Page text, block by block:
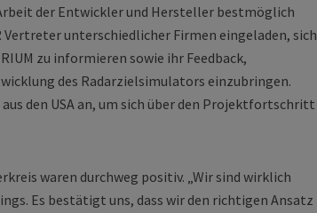
der Entwickler und Hersteller bestmöglich
unterschiedlicher Firmen eingeladen, sich
zu informieren sowie ihr Feedback,
des Radarzielsimulators einzubringen.
den USA an, um sich über den Projektfortschritt
waren durchweg positiv. „Wir sind wirklich
Es bestätigt uns, dass wir den richtigen Ansatz